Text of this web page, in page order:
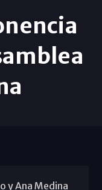
y Ana Medina